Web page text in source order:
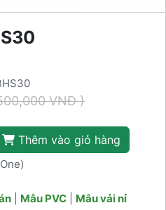
VNĐ )
Thêm vào giỏ hàng
Mẫu PVC Mẫu vải nỉ